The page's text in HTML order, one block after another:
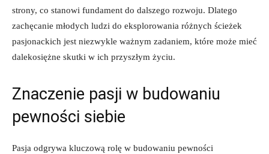
strony, co ⁤stanowi fundament do dalszego rozwoju. Dlatego
zachęcanie młodych ludzi do eksplorowania ⁢różnych ścieżek
pasjonackich jest niezwykle ‍ważnym zadaniem, które‌ może mieć
dalekosiężne​ skutki w ⁤ich‍ przyszłym​ życiu.
Znaczenie pasji ⁤w budowaniu
⁤pewności siebie
Pasja odgrywa kluczową‌ rolę w‌ budowaniu ⁤pewności⁢